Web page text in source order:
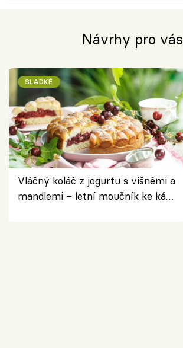
Návrhy pro vás
SLADKÉ
Vláčný koláč z jogurtu s višněmi a
mandlemi – letní moučník ke kávě